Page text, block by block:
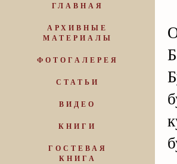
ГЛАВНАЯ
АРХИВНЫЕ
МАТЕРИАЛЫ
ФОТОГАЛЕРЕЯ
СТАТЬИ
ВИДЕО
КНИГИ
ГОСТЕВАЯ
КНИГА